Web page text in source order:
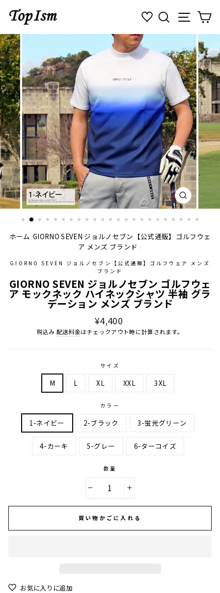
ン
ツ
に
ス
キ
ッ
プ
す
る
検索 ナビ
閉
じ
ホーム/GIORNO SEVEN ジョルノセブン【公式通販】ゴルフウェ
ア メンズ ブランド /
GIORNO SEVEN ジョルノセブン【公式通販】ゴルフウェア メンズ
ブランド
GIORNO SEVEN ジョルノセブン ゴルフウェ
ア モックネック ハイネックシャツ 半袖 グラ
デーション メンズ ブランド
通
常
格
¥4,400
税込み配送料金はチェックアウト時に計算されます。
サイズ
M L XL XXL 3XL
カラー
1-ネイビー 2-ブラック 3-蛍光グリーン
4-カーキ 5-グレー 6-ターコイズ
数量
買い物かごに入れる
お気に入りに追加